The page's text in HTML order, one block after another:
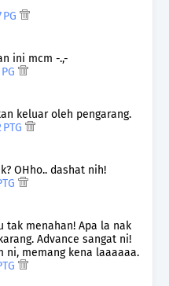
ini mcm -.,-
keluar oleh pengarang.
OHho.. dashat nih!
tak menahan! Apa la nak
Advance sangat ni!
ni, memang kena laaaaaa.